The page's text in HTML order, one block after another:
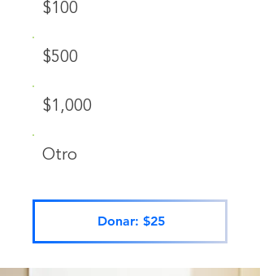
$100
$500
$1,000
Otro
Donar: $25